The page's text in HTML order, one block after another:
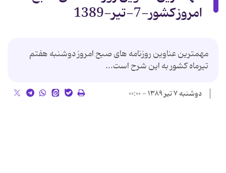
امروز کشور-7-تیر-1389
مهمترین عناوین روزنامه های صبح امروز دوشنبه هفتم
تیرماه کشور به این شرح است...
دوشنبه ۷ تیر ۱۳۸۹ - ۰۰:۰۰